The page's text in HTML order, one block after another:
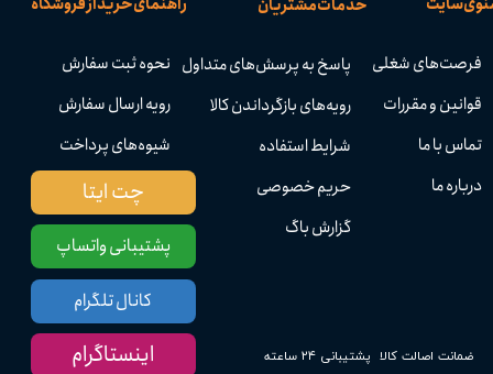
پشتیبانی ۲۴ ساعته ضمانت اصالت کالا
نحوه ثبت سفارش
رویه ارسال سفارش
شیوه‌های پرداخت
خدمات مشتریان
پاسخ به پرسش‌های متداول
رویه‌های بازگرداندن کالا
شرایط استفاده
حریم خصوصی
گزارش باگ
فرصت‌های شغلی
قوانین و مقررات
تماس با ما
درباره ما
پشتیبانی واتساپ
چت ایتا
کانال تلگرام
اینستاگرام